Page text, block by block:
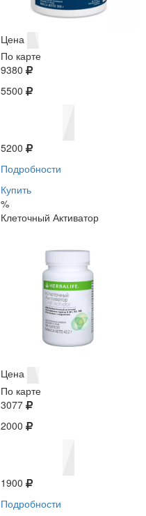
Цена
По карте
9380
5500
5200
Подробности
Купить
%
Клеточный Активатор
Цена
По карте
3077
2000
1900
Подробности